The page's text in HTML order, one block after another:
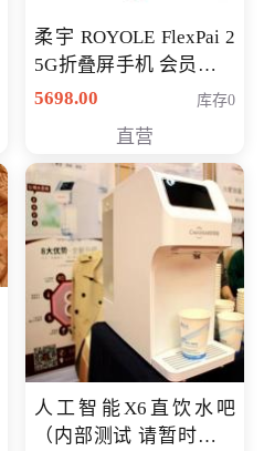
柔宇 ROYOLE FlexPai 2
5G折叠屏手机 会员专享
购买价格 4998元
5698.00 库存0
直营
人工智能X6直饮水吧
（内部测试 请暂时不要